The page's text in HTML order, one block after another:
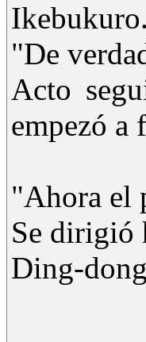
Ikebukuro.
"De
Acto
empezó a
"Ahora el
Se dirigió
Ding-